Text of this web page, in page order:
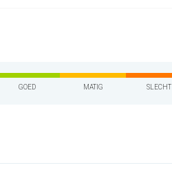
GOED MATIG SLECHT